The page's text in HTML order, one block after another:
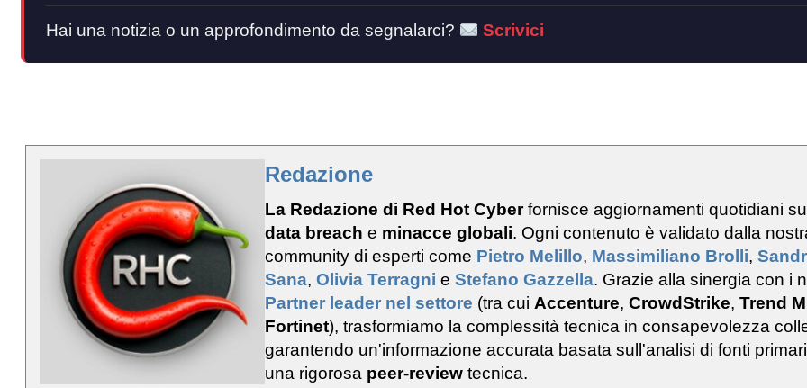
Hai una notizia o un approfondimento da segnalarci? Scrivici
Redazione
La Redazione di Red Hot Cyberfornisce aggiornamenti quotidiani
data breach e minacce globali. Ogni contenuto è validato dalla
community di esperti come Pietro Melillo, Massimiliano Brolli,
Sana, Olivia Terragni e Stefano Gazzella. Grazie alla sinergia con i
Partner leader nel settore (tra cui Accenture, CrowdStrike, Trend
Fortinet), trasformiamo la complessità tecnica in consapevolezza
garantendo un'informazione accurata basata sull'analisi di fonti
una rigorosa peer-review tecnica.